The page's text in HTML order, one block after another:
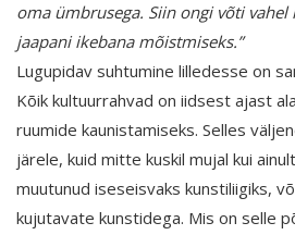
oma ümbrusega. Siin ongi võti vahel
jaapani ikebana mõistmiseks.”
Lugupidav suhtumine lilledesse on
Kõik kultuurrahvad on iidsest ajast
ruumide kaunistamiseks. Selles
järele, kuid mitte kuskil mujal kui
muutunud iseseisvaks kunstiliigiks,
kujutavate kunstidega. Mis on selle